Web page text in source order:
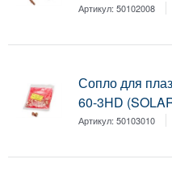
Артикул:50102008
Сопло для
60-3HD
Артикул:50103010